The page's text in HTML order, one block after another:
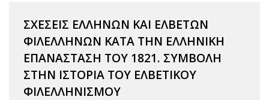
ΣΧΕΣΕΙΣ ΕΛΛΗΝΩΝ ΚΑΙ ΕΛΒΕΤΩΝ
ΦΙΛΕΛΛΗΝΩΝ ΚΑΤΑ ΤΗΝ ΕΛΛΗΝΙΚΗ
ΕΠΑΝΑΣΤΑΣΗ ΤΟΥ 1821. ΣΥΜΒΟΛΗ
ΣΤΗΝ ΙΣΤΟΡΙΑ ΤΟΥ ΕΛΒΕΤΙΚΟΥ
ΦΙΛΕΛΛΗΝΙΣΜΟΥ